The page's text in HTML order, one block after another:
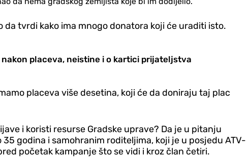
tvrdi kako ima mnogo donatora koji će uraditi isto.
placeva, neistine i o kartici prijateljstva
placeva više desetina, koji će da doniraju taj plac
i koristi resurse Gradske uprave? Da je u pitanju
godina i samohranim roditeljima, koji je u posjedu ATV-
početak kampanje što se vidi i kroz član četiri.